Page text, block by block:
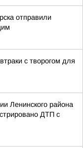
отправили
с творогом для
Ленинского района
ДТП с